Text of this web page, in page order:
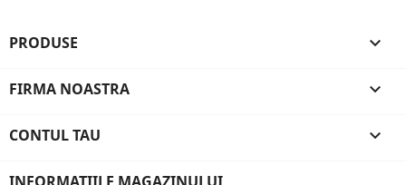
PRODUSE 
FIRMA NOASTRA 
CONTUL TAU 
INFORMATIILE MAGAZINULUI